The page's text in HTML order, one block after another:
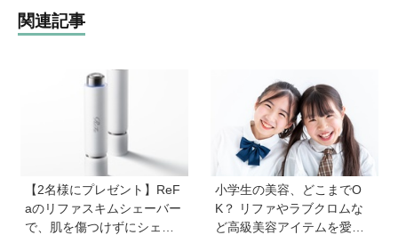
関連記事
【2名様にプレゼント】ReF
aのリファスキムシェーバー
で、肌を傷つけずにシェー
小学生の美容、どこまでO
K？ リファやラブクロムな
ど高級美容アイテムを愛用